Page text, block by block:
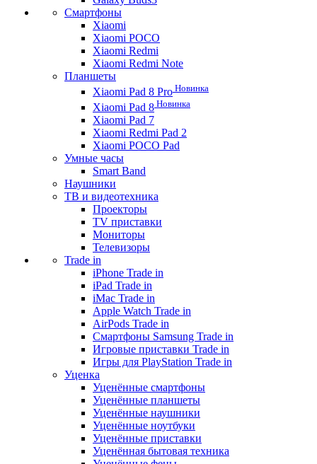
Смартфоны
Xiaomi
Xiaomi POCO
Xiaomi Redmi
Xiaomi Redmi Note
Планшеты
Xiaomi Pad 8 Pro Новинка
Xiaomi Pad 8 Новинка
Xiaomi Pad 7
Xiaomi Redmi Pad 2
Xiaomi POCO Pad
Умные часы
Smart Band
Наушники
ТВ и видеотехника
Проекторы
TV приставки
Мониторы
Телевизоры
Trade in
iPhone Trade in
iPad Trade in
iMac Trade in
Apple Watch Trade in
AirPods Trade in
Смартфоны Samsung Trade in
Игровые приставки Trade in
Игры для PlayStation Trade in
Уценка
Уценённые смартфоны
Уценённые планшеты
Уценённые наушники
Уценённые ноутбуки
Уценённые приставки
Уценённая бытовая техника